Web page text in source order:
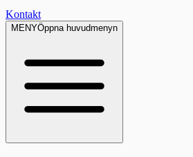
Kontakt
MENYÖppna huvudmenyn